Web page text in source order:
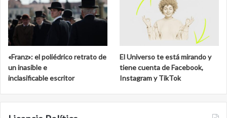
«Franz»: el poliédrico retrato de
un inasible e
inclasificable escritor
El Universo te está mirando y
tiene cuenta de Facebook,
Instagram y TikTok